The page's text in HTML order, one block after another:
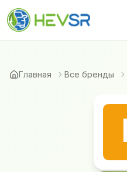
Главная Все бренды